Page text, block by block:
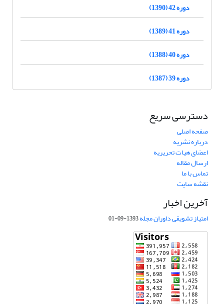
دوره 42 (1390)
دوره 41 (1389)
دوره 40 (1388)
دوره 39 (1387)
دسترسی سریع
صفحه اصلی
درباره نشریه
اعضای هیات تحریریه
ارسال مقاله
تماس با ما
نقشه سایت
آخرین اخبار
امتیاز تشویقی داوران مجله1393-09-01